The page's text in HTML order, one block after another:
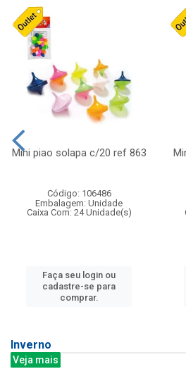
Mini piao solapa c/20 ref 863
Código: 106486
Embalagem: Unidade
Caixa Com: 24 Unidade(s)
Faça seu login ou
cadastre-se para
comprar.
Inverno
Veja mais